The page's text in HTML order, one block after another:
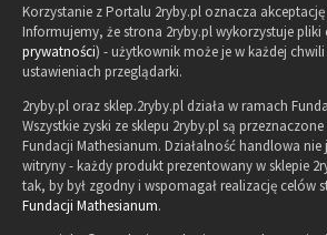
Korzystanie z Portalu 2ryby.pl oznacza akceptację
Informujemy, że strona 2ryby.pl wykorzystuje pliki
prywatności) - użytkownik może je w każdej chwili
ustawieniach przeglądarki.
2ryby.pl oraz sklep.2ryby.pl działa w ramach
Wszystkie zyski ze sklepu 2ryby.pl są
Fundacji Mathesianum. Działalność handlowa nie
witryny - każdy produkt prezentowany w sklepie
tak, by był zgodny i wspomagał realizację celów
Fundacji Mathesianum.